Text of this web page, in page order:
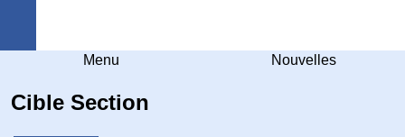
Menu Nouvelles
Cible Section